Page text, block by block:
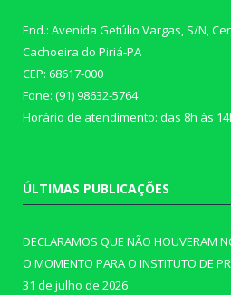
End.: Avenida Getúlio Vargas, S/N,
Cachoeira do Piriá-PA
CEP: 68617-000
Fone: (91) 98632-5764
Horário de atendimento: das 8h às
ÚLTIMAS PUBLICAÇÕES
DECLARAMOS QUE NÃO HOUVERAM
O MOMENTO PARA O INSTITUTO DE
31 de julho de 2026